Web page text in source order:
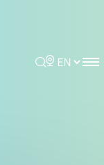
Rechercher
Choisir la